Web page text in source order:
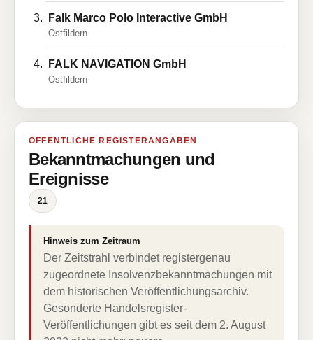
Falk Marco Polo Interactive GmbH
Ostfildern
FALK NAVIGATION GmbH
Ostfildern
ÖFFENTLICHE REGISTERANGABEN
Bekanntmachungen und
Ereignisse
21
Hinweis zum Zeitraum
Der Zeitstrahl verbindet registergenau
zugeordnete Insolvenzbekanntmachungen mit
dem historischen Veröffentlichungsarchiv.
Gesonderte Handelsregister-
Veröffentlichungen gibt es seit dem 2. August